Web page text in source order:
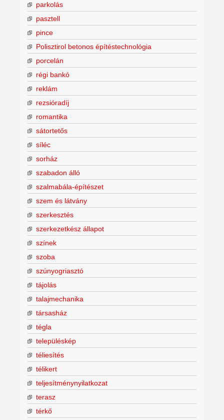
parkolás
pasztell
pince
Polisztirol betonos építéstechnológia
porcelán
régi bankó
reklám
rezsióradíj
romantika
sátortetős
síléc
sorház
szabadon álló
szalmabála-építészet
szem és látvány
szerkesztés
szerkezetkész állapot
színek
szoba
szúnyogriasztó
tájolás
talajmechanika
társasház
tégla
településkép
téliesítés
télikert
teljesítménynyilatkozat
terasz
térkő